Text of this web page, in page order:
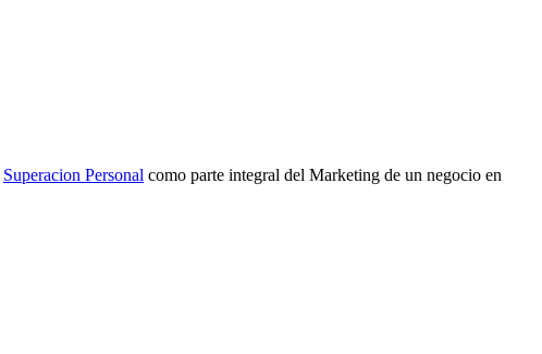
Superacion Personal como parte integral del Marketing de un negocio en